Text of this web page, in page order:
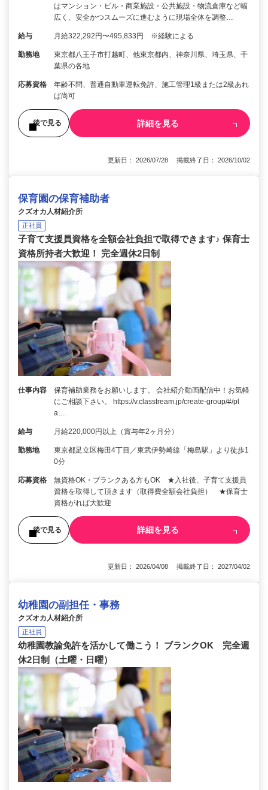
はマンション・ビル・商業施設・公共施設・物流倉庫など幅
広く、安全かつスムーズに進むように現場全体を調整…
給与 月給322,292円〜495,833円 ※経験による
勤務地
東京都八王子市打越町、他東京都内、神奈川県、埼玉県、千
葉県の各地
応募資格
年齢不問、普通自動車運転免許、施工管理1級または2級あれ
ば尚可
後で見る 詳細を見る
更新日： 2026/07/28 掲載終了日： 2026/10/02
保育園の保育補助者
クズオカ人材紹介所
正社員
子育て支援員資格を全額会社負担で取得できます♪ 保育士
資格所持者大歓迎！ 完全週休2日制
仕事内容
保育補助業務をお願いします。 会社紹介動画配信中！お気軽
にご相談下さい。 https://v.classtream.jp/create-group/#/pl
a…
給与 月給220,000円以上（賞与年2ヶ月分）
勤務地
東京都足立区梅田4丁目／東武伊勢崎線「梅島駅」より徒歩1
0分
応募資格
無資格OK・ブランクある方もOK ★入社後、子育て支援員
資格を取得して頂きます（取得費全額会社負担） ★保育士
資格がれば大歓迎
後で見る 詳細を見る
更新日： 2026/04/08 掲載終了日： 2027/04/02
幼稚園の副担任・事務
クズオカ人材紹介所
正社員
幼稚園教諭免許を活かして働こう！ ブランクOK 完全週
休2日制（土曜・日曜）